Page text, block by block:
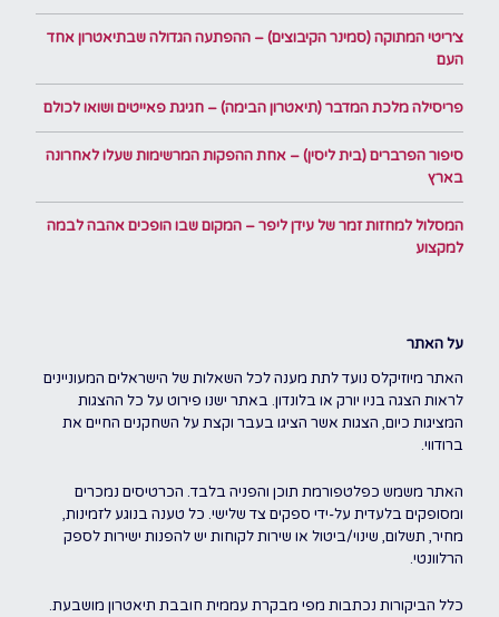
צ׳ריטי המתוקה (סמינר הקיבוצים) – ההפתעה הגדולה שבתיאטרון אחד
העם
פריסילה מלכת המדבר (תיאטרון הבימה) – חגיגת פאייטים ושואו לכולם
סיפור הפרברים (בית ליסין) – אחת ההפקות המרשימות שעלו לאחרונה
בארץ
המסלול למחזות זמר של עידן ליפר – המקום שבו הופכים אהבה לבמה
למקצוע
על האתר
האתר מיוזיקלס נועד לתת מענה לכל השאלות של הישראלים המעוניינים
לראות הצגה בניו יורק או בלונדון. באתר ישנו פירוט על כל ההצגות
המציגות כיום, הצגות אשר הציגו בעבר וקצת על השחקנים החיים את
ברודווי.
האתר משמש כפלטפורמת תוכן והפניה בלבד. הכרטיסים נמכרים
ומסופקים בלעדית על-ידי ספקים צד שלישי. כל טענה בנוגע לזמינות,
מחיר, תשלום, שינוי/ביטול או שירות לקוחות יש להפנות ישירות לספק
הרלוונטי.
כלל הביקורות נכתבות מפי מבקרת עממית חובבת תיאטרון מושבעת.